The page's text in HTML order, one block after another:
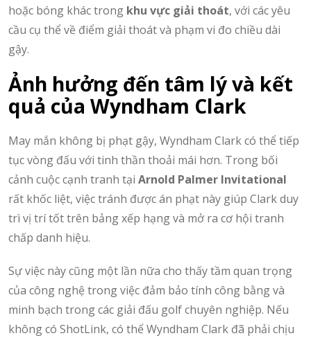
hoặc bóng khác trong khu vực giải thoát, với các yêu
cầu cụ thể về điểm giải thoát và phạm vi đo chiều dài
gậy.
Ảnh hưởng đến tâm lý và kết
quả của Wyndham Clark
May mắn không bị phạt gậy, Wyndham Clark có thể tiếp
tục vòng đấu với tinh thần thoải mái hơn. Trong bối
cảnh cuộc cạnh tranh tại Arnold Palmer Invitational
rất khốc liệt, việc tránh được án phạt này giúp Clark duy
trì vị trí tốt trên bảng xếp hạng và mở ra cơ hội tranh
chấp danh hiệu.
Sự việc này cũng một lần nữa cho thấy tầm quan trọng
của công nghệ trong việc đảm bảo tính công bằng và
minh bạch trong các giải đấu golf chuyên nghiệp. Nếu
không có ShotLink, có thể Wyndham Clark đã phải chịu